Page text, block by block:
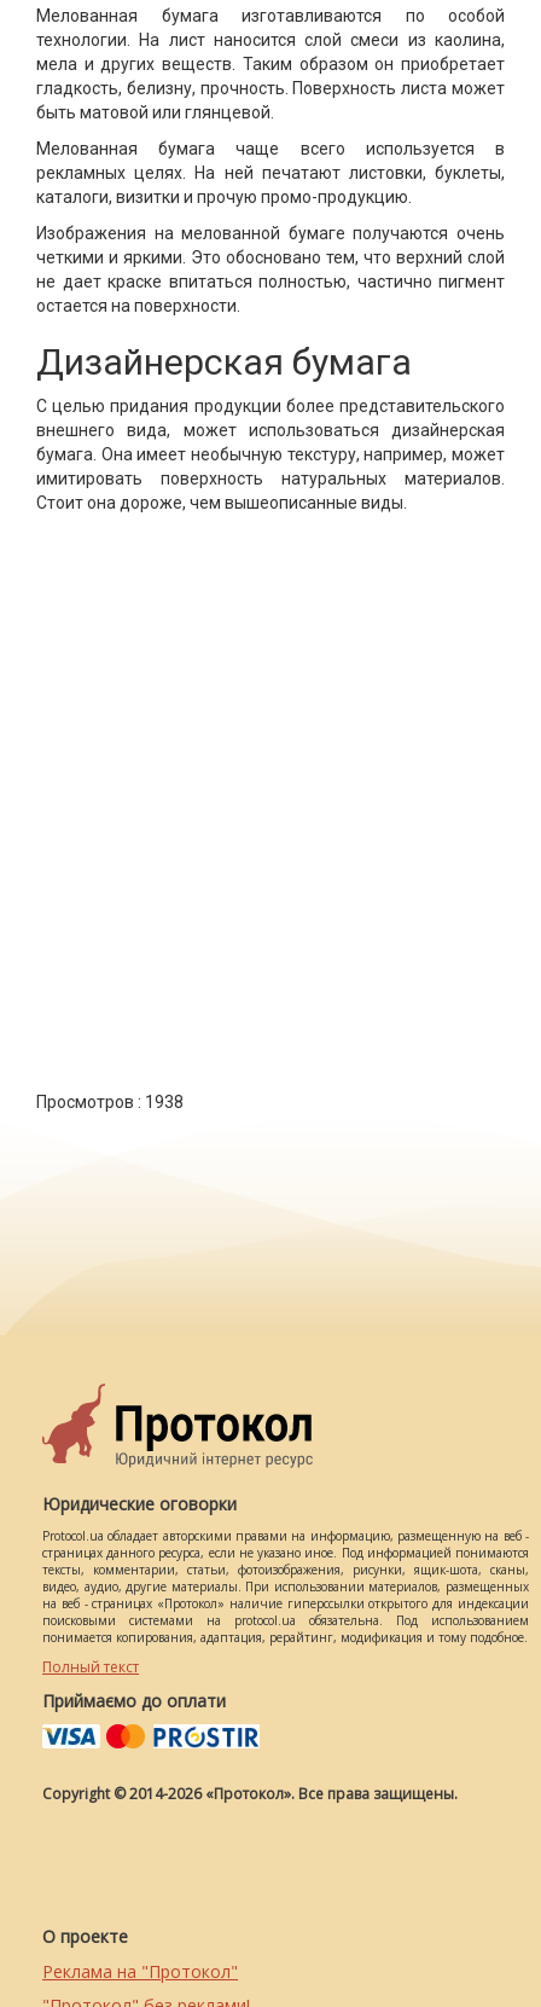
Мелованная бумага изготавливаются по особой
технологии. На лист наносится слой смеси из каолина,
мела и других веществ. Таким образом он приобретает
гладкость, белизну, прочность. Поверхность листа может
быть матовой или глянцевой.
Мелованная бумага чаще всего используется в
рекламных целях. На ней печатают листовки, буклеты,
каталоги, визитки и прочую промо-продукцию.
Изображения на мелованной бумаге получаются очень
четкими и яркими. Это обосновано тем, что верхний слой
не дает краске впитаться полностью, частично пигмент
остается на поверхности.
Дизайнерская бумага
С целью придания продукции более представительского
внешнего вида, может использоваться дизайнерская
бумага. Она имеет необычную текстуру, например, может
имитировать поверхность натуральных материалов.
Стоит она дороже, чем вышеописанные виды.
Просмотров : 1938
Юридические оговорки
Protocol.ua обладает авторскими правами на информацию, размещенную на веб -
страницах данного ресурса, если не указано иное. Под информацией понимаются
тексты, комментарии, статьи, фотоизображения, рисунки, ящик-шота, сканы,
видео, аудио, другие материалы. При использовании материалов, размещенных
на веб - страницах «Протокол» наличие гиперссылки открытого для индексации
поисковыми системами на protocol.ua обязательна. Под использованием
понимается копирования, адаптация, рерайтинг, модификация и тому подобное.
Полный текст
Приймаємо до оплати
Copyright © 2014-2026 «Протокол». Все права защищены.
О проекте
Реклама на "Протокол"